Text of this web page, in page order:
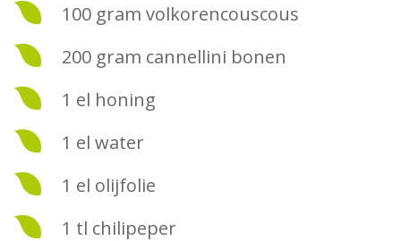
100 gram volkorencouscous
200 gram cannellini bonen
1 el honing
1 el water
1 el olijfolie
1 tl chilipeper